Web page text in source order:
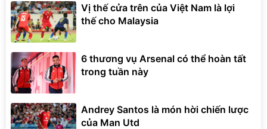
Vị thế cửa trên của Việt Nam là lợi
thế cho Malaysia
6 thương vụ Arsenal có thể hoàn tất
trong tuần này
Andrey Santos là món hời chiến lược
của Man Utd